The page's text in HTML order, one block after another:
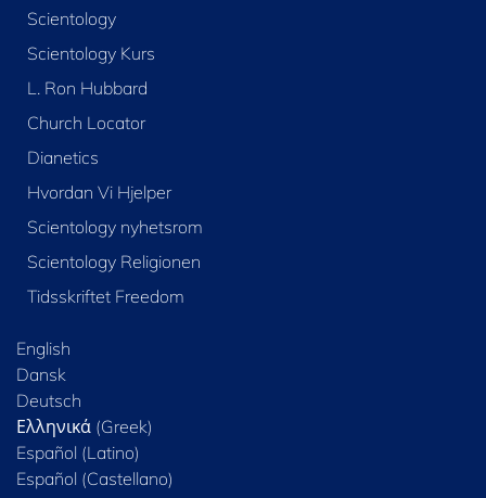
Scientology
Scientology Kurs
L. Ron Hubbard
Church Locator
Dianetics
Hvordan Vi Hjelper
Scientology nyhetsrom
Scientology Religionen
Tidsskriftet Freedom
English
Dansk
Deutsch
Ελληνικά (Greek)
Español (Latino)
Español (Castellano)